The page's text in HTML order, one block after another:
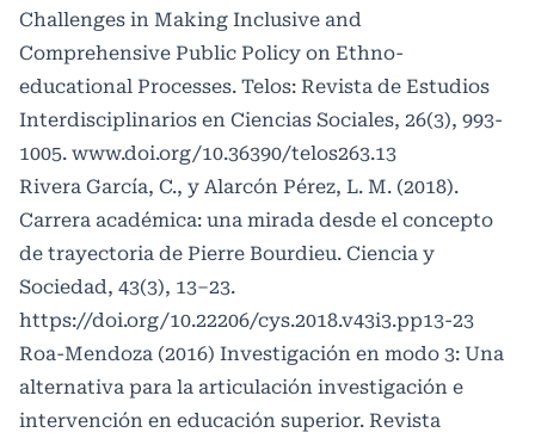
Challenges in Making Inclusive and
Comprehensive Public Policy on Ethno-
educational Processes. Telos: Revista de Estudios
Interdisciplinarios en Ciencias Sociales, 26(3), 993-
1005. www.doi.org/10.36390/telos263.13
Rivera García, C., y Alarcón Pérez, L. M. (2018).
Carrera académica: una mirada desde el concepto
de trayectoria de Pierre Bourdieu. Ciencia y
Sociedad, 43(3), 13–23.
https://doi.org/10.22206/cys.2018.v43i3.pp13-23
Roa-Mendoza (2016) Investigación en modo 3: Una
alternativa para la articulación investigación e
intervención en educación superior. Revista